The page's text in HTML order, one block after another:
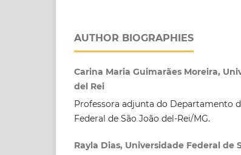
AUTHOR BIOGRAPHIES
Carina Maria Guimarães Moreira,
del Rei
Professora adjunta do Departamento
Federal de São João del-Rei/MG.
Rayla Dias, Universidade Federal de